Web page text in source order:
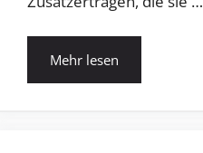
Mehr lesen